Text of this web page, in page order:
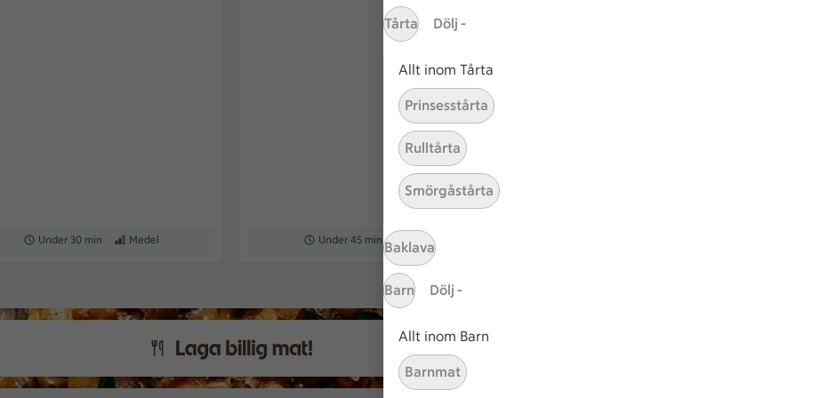
Tårta Dölj -
Allt inom Tårta
Prinsesstårta
Rulltårta
Smörgåstårta
Baklava
Barn Dölj -
Allt inom Barn
Barnmat
Receptet tar Under 30 min att tillaga
Under 30 min Receptet har Medel svårighetsgrad
Medel Receptet tar Under 45 min att tillaga
Under 45 min Receptet har Medel svårighetsgrad
Medel